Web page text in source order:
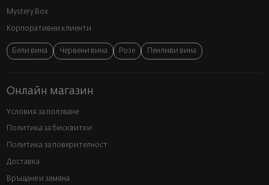
Mystery Box
Корпоративни клиенти
Бели вина Червени вина Розе Пенливи вина
Онлайн магазин
Условия за ползване
Политика за бисквитки
Политика за поверителност
Доставка
Връщане и замяна